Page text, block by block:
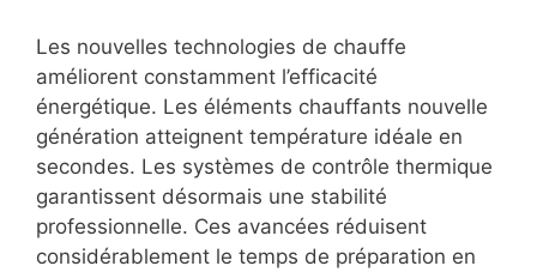
Les nouvelles technologies de chauffe
améliorent constamment l’efficacité
énergétique. Les éléments chauffants nouvelle
génération atteignent température idéale en
secondes. Les systèmes de contrôle thermique
garantissent désormais une stabilité
professionnelle. Ces avancées réduisent
considérablement le temps de préparation en